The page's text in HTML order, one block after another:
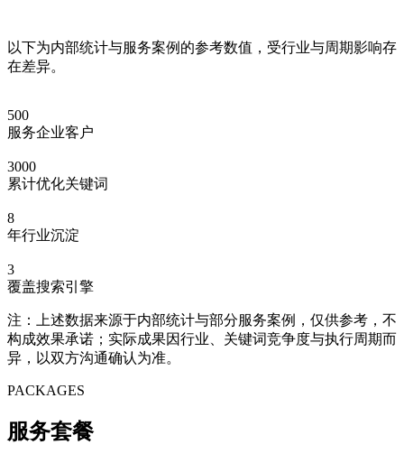
以下为内部统计与服务案例的参考数值，受行业与周期影响存
在差异。
500
服务企业客户
3000
累计优化关键词
8
年行业沉淀
3
覆盖搜索引擎
注：上述数据来源于内部统计与部分服务案例，仅供参考，不
构成效果承诺；实际成果因行业、关键词竞争度与执行周期而
异，以双方沟通确认为准。
PACKAGES
服务套餐